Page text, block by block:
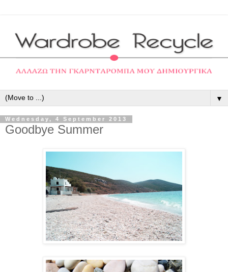
▼
Wednesday, 4 September 2013
Goodbye Summer